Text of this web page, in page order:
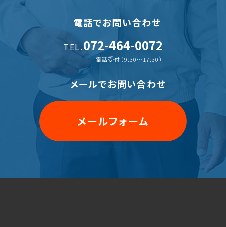
電話でお問い合わせ
TEL.072-464-0072
電話受付（9:30〜17:30）
メールでお問い合わせ
メールフォーム